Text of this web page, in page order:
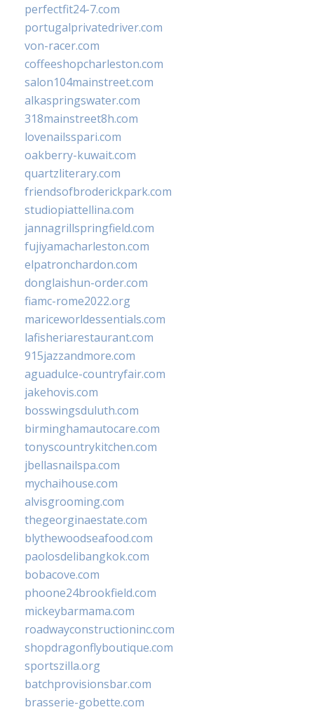
perfectfit24-7.com
portugalprivatedriver.com
von-racer.com
coffeeshopcharleston.com
salon104mainstreet.com
alkaspringswater.com
318mainstreet8h.com
lovenailsspari.com
oakberry-kuwait.com
quartzliterary.com
friendsofbroderickpark.com
studiopiattellina.com
jannagrillspringfield.com
fujiyamacharleston.com
elpatronchardon.com
donglaishun-order.com
fiamc-rome2022.org
mariceworldessentials.com
lafisheriarestaurant.com
915jazzandmore.com
aguadulce-countryfair.com
jakehovis.com
bosswingsduluth.com
birminghamautocare.com
tonyscountrykitchen.com
jbellasnailspa.com
mychaihouse.com
alvisgrooming.com
thegeorginaestate.com
blythewoodseafood.com
paolosdelibangkok.com
bobacove.com
phoone24brookfield.com
mickeybarmama.com
roadwayconstructioninc.com
shopdragonflyboutique.com
sportszilla.org
batchprovisionsbar.com
brasserie-gobette.com